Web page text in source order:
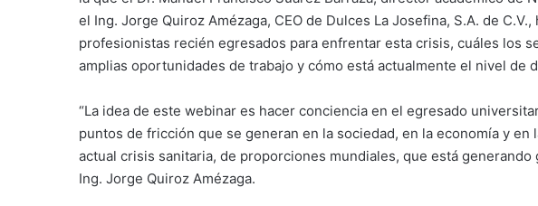
el Ing. Jorge Quiroz Amézaga, CEO de Dulces La Josefina, S.A. de
profesionistas recién egresados para enfrentar esta crisis, cuáles los
amplias oportunidades de trabajo y cómo está actualmente el nivel de
“La idea de este webinar es hacer conciencia en el egresado
puntos de fricción que se generan en la sociedad, en la economía y en
actual crisis sanitaria, de proporciones mundiales, que está generando
Ing. Jorge Quiroz Amézaga.